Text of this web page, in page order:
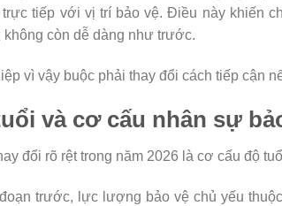
trực tiếp với vị trí bảo vệ. Điều này khiến
không còn dễ dàng như trước.
vì vậy buộc phải thay đổi cách tiếp cận
và cơ cấu nhân sự
đổi rõ rệt trong năm 2026 là cơ cấu độ
trước, lực lượng bảo vệ chủ yếu